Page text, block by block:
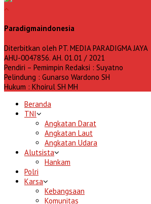
Paradigmaindonesia
Diterbitkan oleh PT. MEDIA PARADIGMA JAYA
AHU-0047856. AH. 01.01 / 2021
Pendiri – Pemimpin Redaksi : Suyatno
Pelindung : Gunarso Wardono SH
Hukum : Khoirul SH MH
Beranda
TNI
Angkatan Darat
Angkatan Laut
Angkatan Udara
Alutsista
Hankam
Polri
Karsa
Kebangsaan
Komunitas